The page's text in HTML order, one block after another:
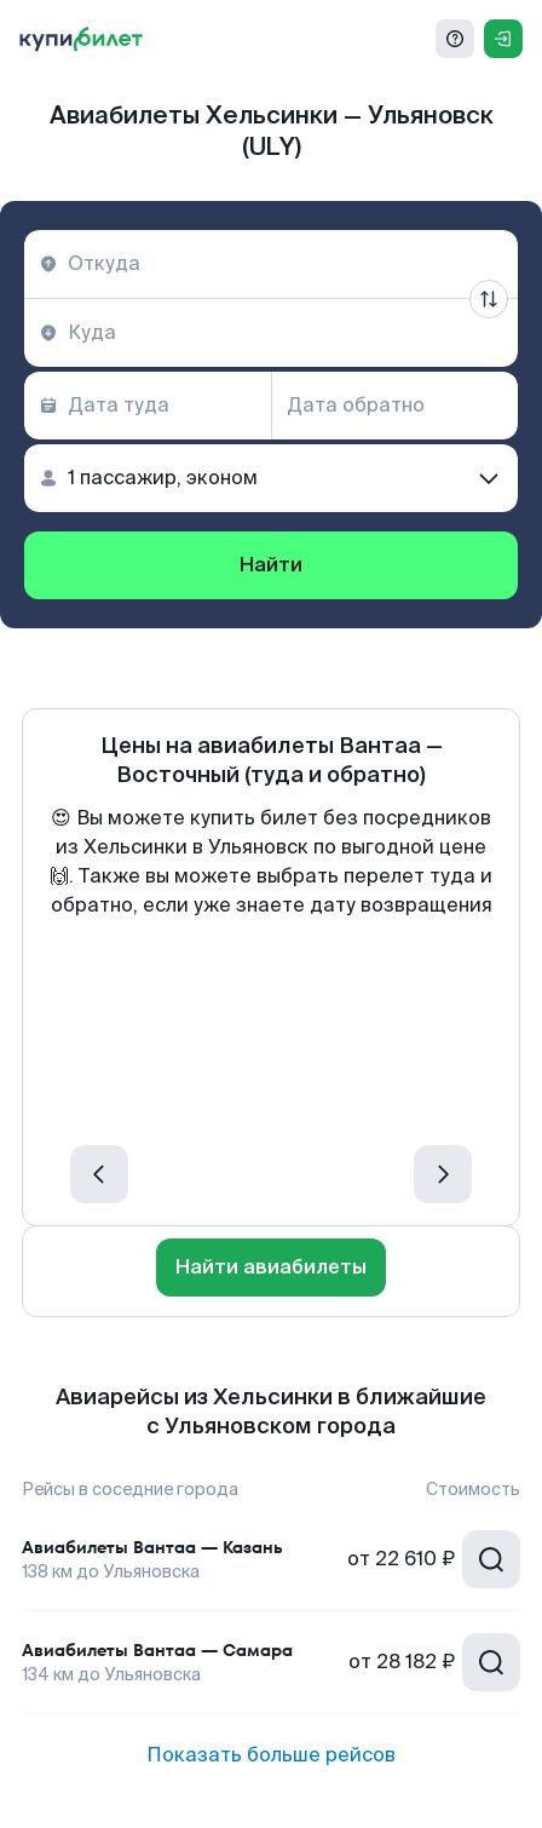
Авиабилеты Хельсинки — Ульяновск
(ULY)
Найти
Цены на авиабилеты Вантаа—
Восточный (туда и обратно)
😍 Вы можете купить билет без посредников
из Хельсинки в Ульяновск по выгодной цене
🙌. Также вы можете выбрать перелет туда и
обратно, если уже знаете дату возвращения
Найти авиабилеты
Авиарейсы из Хельсинки в ближайшие
с Ульяновском города
Рейсы в соседние города Стоимость
Авиабилеты Вантаа — Казань
138 км до Ульяновска от 22 610 ₽
Авиабилеты Вантаа — Самара
134 км до Ульяновска от 28 182 ₽
Показать больше рейсов